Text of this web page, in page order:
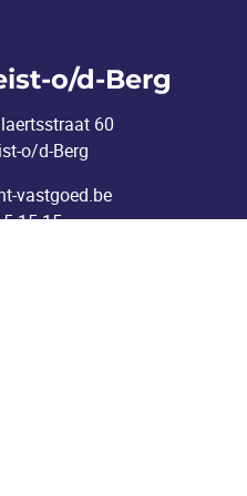
o/d-Berg
60
o/d-Berg
vastgoed.be
15 15